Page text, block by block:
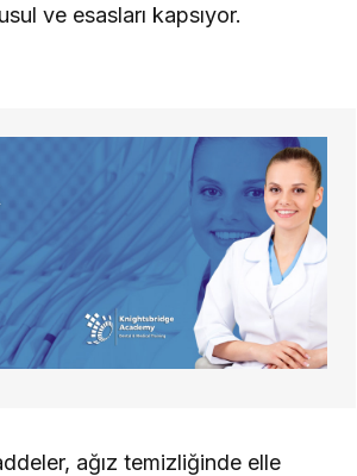
ve esasları kapsıyor.
ağız temizliğinde elle